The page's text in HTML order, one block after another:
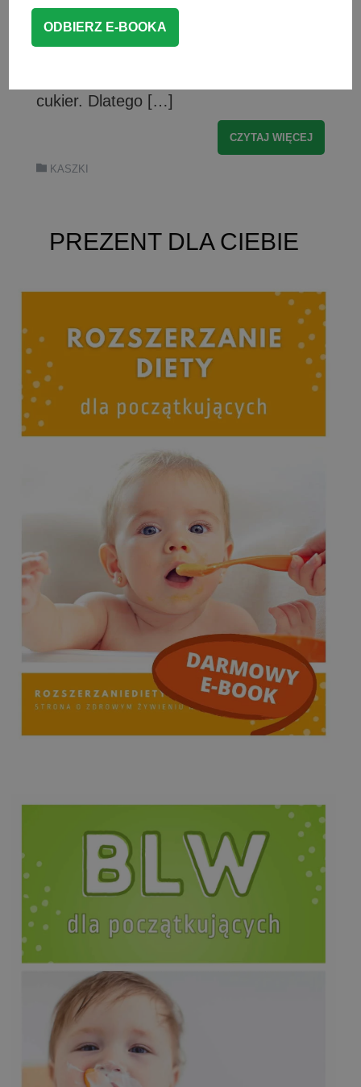
kaszą gotowaną na mleku, którą kiedyś
podawali nam rodzice. Kaszki instant
cukier. Dlatego […]
CZYTAJ WIĘCEJ
KASZKI
PREZENT DLA CIEBIE